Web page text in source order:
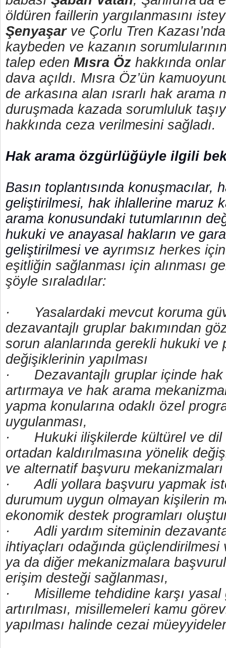
öldüren faillerin yargılanmasını
Şenyaşarve Çorlu Tren
kaybeden ve kazanın
talep eden Mısra Öz hakkında
dava açıldı. Mısra Öz’ün
de arkasına alan ısrarlı hak arama
duruşmada kazada sorumluluk
hakkında ceza verilmesini sağladı.
Hak arama özgürlüğüyle ilgili
Basın toplantısında konuşmacılar,
geliştirilmesi, hak ihlallerine maruz
arama konusundaki tutumlarının
hukuki ve anayasal hakların ve
geliştirilmesi ve ayrımsız herkes
eşitliğin sağlanması için alınması
şöyle sıraladılar:
·
Yasalardaki mevcut koruma
dezavantajlı gruplar bakımından
sorun alanlarında gerekli hukuki ve
değişiklerinin yapılması
·
Dezavantajlı gruplar içinde hak
artırmaya ve hak arama
yapma konularına odaklı özel
uygulanması,
·
Hukuki ilişkilerde kültürel ve
ortadan kaldırılmasına yönelik
ve alternatif başvuru
·
Adli yollara başvuru yapmak
durumum uygun olmayan kişilerin
ekonomik destek programları
·
Adli yardım siteminin
ihtiyaçları odağında
ya da diğer mekanizmalara
erişim desteği sağlanması,
·
Misilleme tehdidine karşı
artırılması, misillemeleri kamu
yapılması halinde cezai